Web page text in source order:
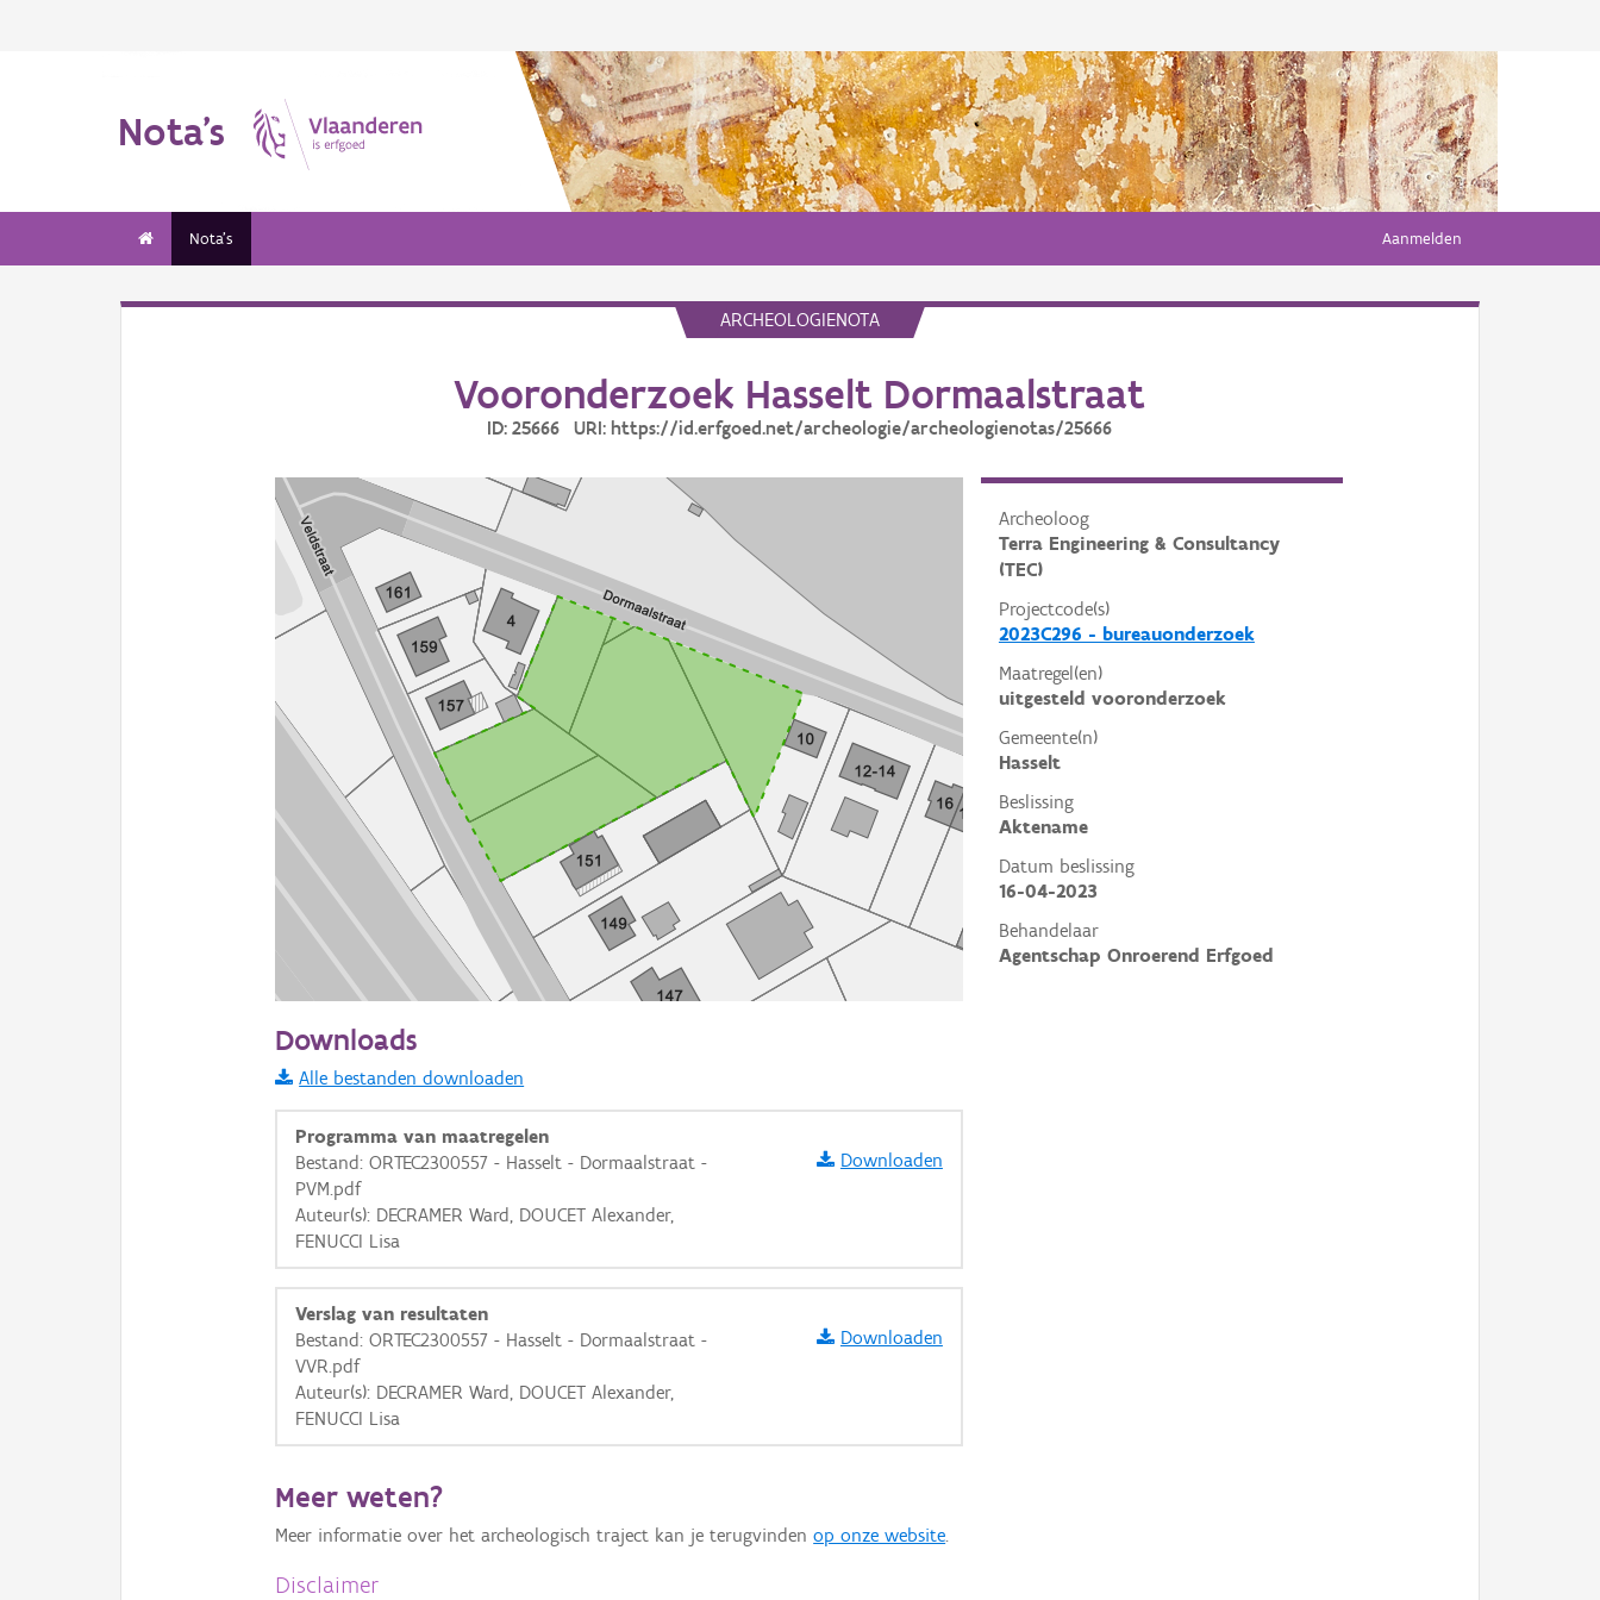
Nota's
Nota's Aanmelden
ARCHEOLOGIENOTA
Vooronderzoek Hasselt Dormaalstraat
ID: 25666 URI: https://id.erfgoed.net/archeologie/archeologienotas/25666
Archeoloog
Terra Engineering & Consultancy
(TEC)
Projectcode(s)
2023C296 - bureauonderzoek
Maatregel(en)
uitgesteld vooronderzoek
Gemeente(n)
Hasselt
Beslissing
Aktename
Datum beslissing
16-04-2023
Behandelaar
Agentschap Onroerend Erfgoed
Informatie Vlaanderen
i
+
Basis Lagen
OSM-Basiskaart
GRB-Basiskaart
GRB-Basiskaart in grijswaarden
Downloads
Alle bestanden downloaden
Programma van maatregelen
Bestand: ORTEC2300557 - Hasselt - Dormaalstraat -
PVM.pdf
Auteur(s): DECRAMER Ward, DOUCET Alexander,
FENUCCI Lisa
Downloaden
Verslag van resultaten
Bestand: ORTEC2300557 - Hasselt - Dormaalstraat -
VVR.pdf
Auteur(s): DECRAMER Ward, DOUCET Alexander,
FENUCCI Lisa
Downloaden
Meer weten?
Meer informatie over het archeologisch traject kan je terugvindenop onze website.
Disclaimer